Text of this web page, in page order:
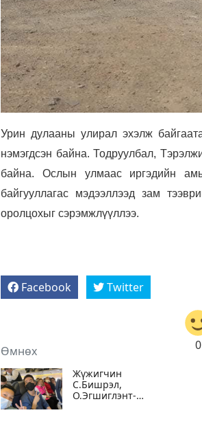
Урин дулааны улирал эхэлж
нэмэгдсэн байна. Тодруулбал,
байна. Ослын улмаас иргэдийн
байгууллагас мэдээллээд зам
оролцохыг сэрэмжлүүллээ.
Facebook Twitter
0
Өмнөх
Жүжигчин
С.Бишрэл,
О.Эгшиглэнт-